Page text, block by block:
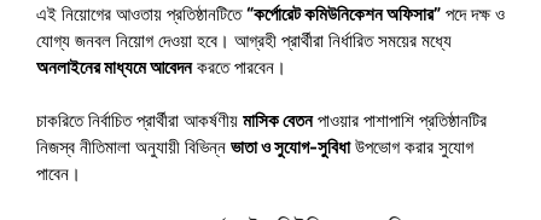
এই নিয়োগের আওতায় প্রতিষ্ঠানটিতে“কর্পোরেট কমিউনিকেশন অফিসার” পদে দক্ষ ও
যোগ্য জনবল নিয়োগ দেওয়া হবে। আগ্রহী প্রার্থীরা নির্ধারিত সময়ের মধ্যে
অনলাইনের মাধ্যমে আবেদনকরতে পারবেন।
চাকরিতে নির্বাচিত প্রার্থীরা আকর্ষণীয় মাসিক বেতনপাওয়ার পাশাপাশি প্রতিষ্ঠানটির
নিজস্ব নীতিমালা অনুযায়ী বিভিন্ন ভাতা ও সুযোগ-সুবিধাউপভোগ করার সুযোগ
পাবেন।